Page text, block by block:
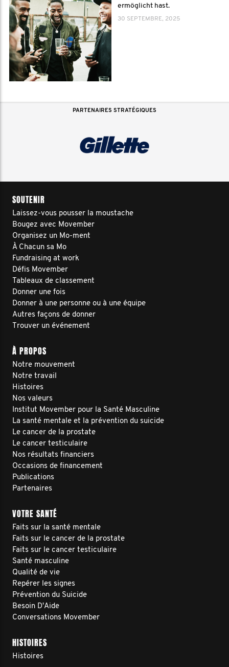
ermöglicht hast.
30 SEPTEMBRE, 2025
PARTENAIRES STRATÉGIQUES
SOUTENIR
Laissez-vous pousser la moustache
Bougez avec Movember
Organisez un Mo-ment
À Chacun sa Mo
Fundraising at work
Défis Movember
Tableaux de classement
Donner une fois
Donner à une personne ou à une équipe
Autres façons de donner
Trouver un événement
À PROPOS
Notre mouvement
Notre travail
Histoires
Nos valeurs
Institut Movember pour la Santé Masculine
La santé mentale et la prévention du suicide
Le cancer de la prostate
Le cancer testiculaire
Nos résultats financiers
Occasions de financement
Publications
Partenaires
VOTRE SANTÉ
Faits sur la santé mentale
Faits sur le cancer de la prostate
Faits sur le cancer testiculaire
Santé masculine
Qualité de vie
Repérer les signes
Prévention du Suicide
Besoin D'Aide
Conversations Movember
HISTOIRES
Histoires